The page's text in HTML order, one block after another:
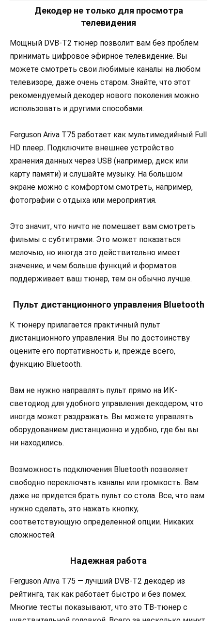
Декодер не только для просмотра
телевидения
Мощный DVB-T2 тюнер позволит вам без проблем
принимать цифровое эфирное телевидение. Вы
можете смотреть свои любимые каналы на любом
телевизоре, даже очень старом. Знайте, что этот
рекомендуемый декодер нового поколения можно
использовать и другими способами.
Ferguson Ariva T75 работает как мультимедийный Full
HD плеер. Подключите внешнее устройство
хранения данных через USB (например, диск или
карту памяти) и слушайте музыку. На большом
экране можно с комфортом смотреть, например,
фотографии с отдыха или мероприятия.
Это значит, что ничто не помешает вам смотреть
фильмы с субтитрами. Это может показаться
мелочью, но иногда это действительно имеет
значение, и чем больше функций и форматов
поддерживает ваш тюнер, тем он обычно лучше.
Пульт дистанционного управления Bluetooth
К тюнеру прилагается практичный пульт
дистанционного управления. Вы по достоинству
оцените его портативность и, прежде всего,
функцию Bluetooth.
Вам не нужно направлять пульт прямо на ИК-
светодиод для удобного управления декодером, что
иногда может раздражать. Вы можете управлять
оборудованием дистанционно и удобно, где бы вы
ни находились.
Возможность подключения Bluetooth позволяет
свободно переключать каналы или громкость. Вам
даже не придется брать пульт со стола. Все, что вам
нужно сделать, это нажать кнопку,
соответствующую определенной опции. Никаких
сложностей.
Надежная работа
Ferguson Ariva T75 — лучший DVB-T2 декодер из
рейтинга, так как работает быстро и без помех.
Многие тесты показывают, что это ТВ-тюнер с